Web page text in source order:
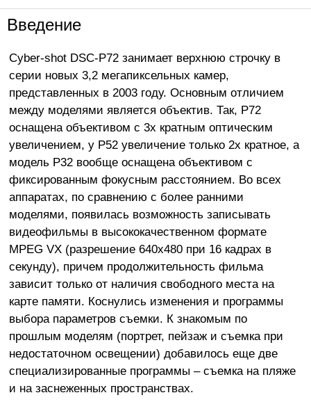
Введение
Cyber-shot DSC-P72 занимает верхнюю строчку в
серии новых 3,2 мегапиксельных камер,
представленных в 2003 году. Основным отличием
между моделями является объектив. Так, Р72
оснащена объективом с 3х кратным оптическим
увеличением, у Р52 увеличение только 2х кратное, а
модель Р32 вообще оснащена объективом с
фиксированным фокусным расстоянием. Во всех
аппаратах, по сравнению с более ранними
моделями, появилась возможность записывать
видеофильмы в высококачественном формате
MPEG VX (разрешение 640x480 при 16 кадрах в
секунду), причем продолжительность фильма
зависит только от наличия свободного места на
карте памяти. Коснулись изменения и программы
выбора параметров съемки. К знакомым по
прошлым моделям (портрет, пейзаж и съемка при
недостаточном освещении) добавилось еще две
специализированные программы – съемка на пляже
и на заснеженных пространствах.